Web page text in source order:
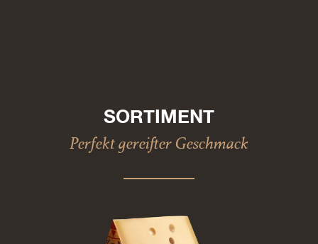
SORTIMENT
Perfekt gereifter Geschmack